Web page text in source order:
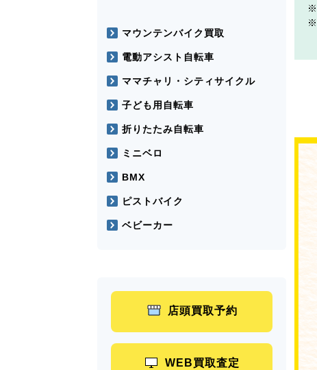
マウンテンバイク買取
電動アシスト自転車
ママチャリ・シティサイクル
子ども用自転車
折りたたみ自転車
ミニベロ
BMX
ピストバイク
ベビーカー
店頭買取予約
WEB買取査定